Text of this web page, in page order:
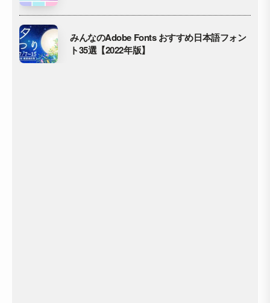
みんなのAdobe Fonts おすすめ日本語フォン
ト35選【2022年版】